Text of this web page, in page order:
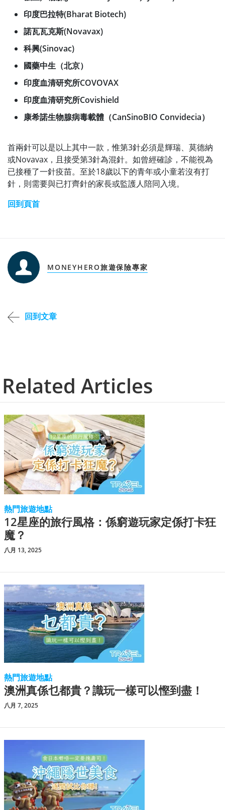
印度巴拉特(Bharat Biotech)
諾瓦瓦克斯(Novavax)
科興(Sinovac)
國藥中生（北京）
印度血清研究所COVOVAX
印度血清研究所Covishield
康希諾生物腺病毒載體（CanSinoBIO Convidecia）
首兩針可以是以上其中一款，惟第3針必須是輝瑞、莫德納
或Novavax，且接受第3針為混針。 如曾經確診，不能視為
已接種了一針疫苗。至於18歲以下的青年或小童若沒有打
針，則需要與已打齊針的家長或監護人陪同入境。
回到頁首
MONEYHERO旅遊保險專家
回到文章
Related Articles
熱門旅遊地點
12星座的旅行風格：係窮遊玩家定係打卡狂
魔？
八月 13, 2025
熱門旅遊地點
澳洲真係乜都貴？識玩一樣可以慳到盡！
八月 7, 2025